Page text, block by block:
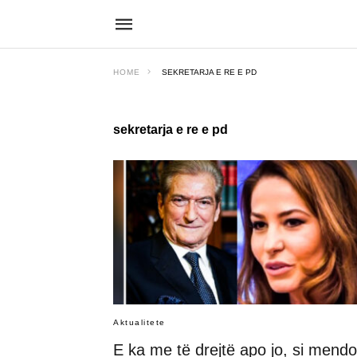
HOME SEKRETARJA E RE E PD
sekretarja e re e pd
Aktualitete
E ka me të drejtë apo jo, si